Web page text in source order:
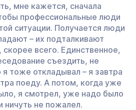
мне кажется, сначала
профессиональные люди
ситуации. Получается люди
– их подталкивают
скорее всего. Единственное,
съездить, не
я тоже откладывал – я завтра
поеду. А потом, когда уже
я смотрел, уже надо было
ничуть не пожалел.